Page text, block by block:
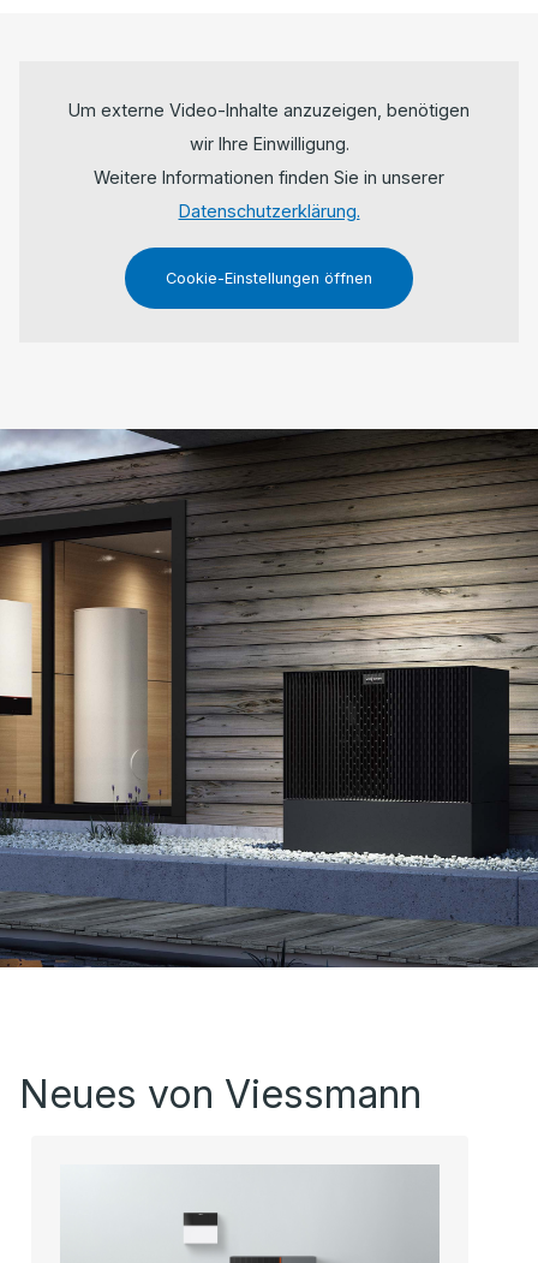
Um externe Video-Inhalte anzuzeigen, benötigen
wir Ihre Einwilligung.
Weitere Informationen finden Sie in unserer
Datenschutzerklärung.
Cookie-Einstellungen öffnen
Neues von Viessmann